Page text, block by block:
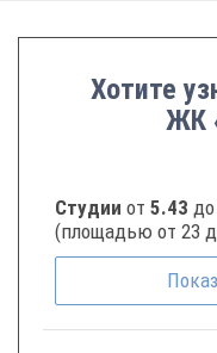
Хотите
ЖК
Студии от 5.43 до
(площадью от 23